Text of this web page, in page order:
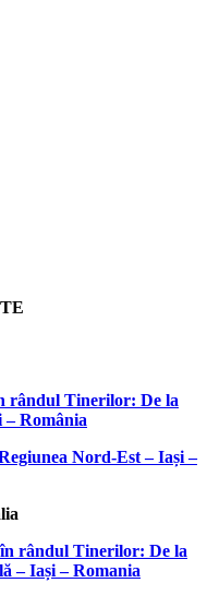
rândul Tinerilor: De la
– România
Nord-Est – Iași –
rândul Tinerilor: De la
– Iași – Romania